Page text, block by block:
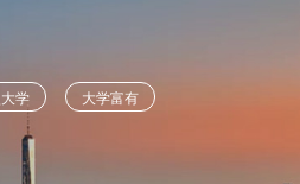
澳大利亚
中国香港
学 大学富有